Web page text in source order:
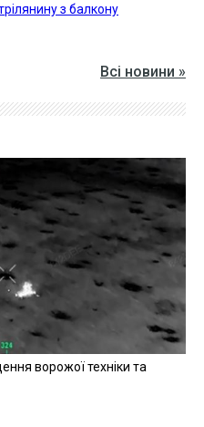
з балкону
Всі новини »
ворожої техніки та